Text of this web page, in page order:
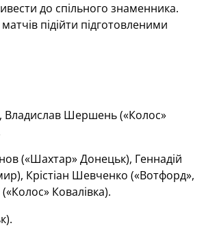
до спільного знаменника.
підійти підготовленими
Владислав Шершень («Колос»
(«Шахтар» Донецьк), Геннадій
Крістіан Шевченко («Вотфорд»,
Ковалівка).